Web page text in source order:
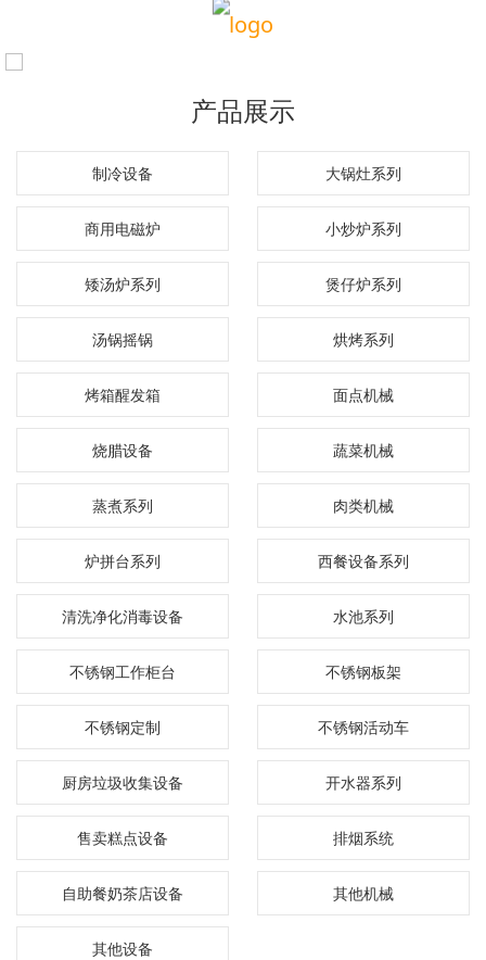
产品展示
制冷设备 大锅灶系列
商用电磁炉 小炒炉系列
矮汤炉系列 煲仔炉系列
汤锅摇锅 烘烤系列
烤箱醒发箱 面点机械
烧腊设备 蔬菜机械
蒸煮系列 肉类机械
炉拼台系列 西餐设备系列
清洗净化消毒设备 水池系列
不锈钢工作柜台 不锈钢板架
不锈钢定制 不锈钢活动车
厨房垃圾收集设备 开水器系列
售卖糕点设备 排烟系统
自助餐奶茶店设备 其他机械
其他设备